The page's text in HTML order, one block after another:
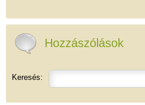
Hozzászólások
Keresés: